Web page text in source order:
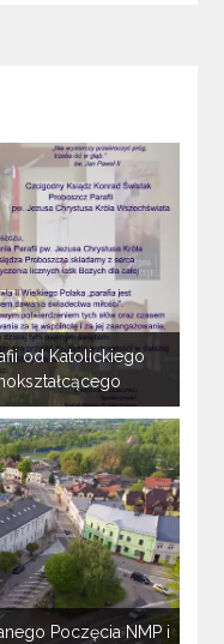
od Katolickiego
Poczęcia NMP i